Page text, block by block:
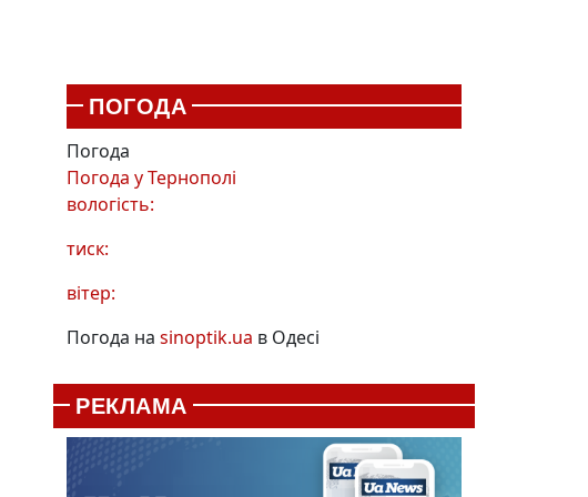
ПОГОДА
Погода
Погода уТернополі
вологість:
тиск:
вітер:
Погода на sinoptik.ua в Одесі
РЕКЛАМА